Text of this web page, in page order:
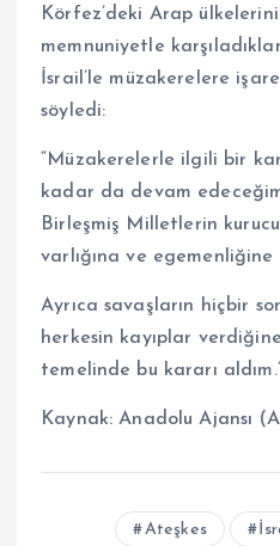
Körfez’deki Arap
memnuniyetle
İsrail’le müzakerelere
söyledi:
“Müzakerelerle ilgili bir
kadar da devam
Birleşmiş Milletlerin
varlığına ve
Ayrıca savaşların hiçbir
herkesin kayıplar
temelinde bu kararı
Kaynak: Anadolu Ajansı
Ateşkes